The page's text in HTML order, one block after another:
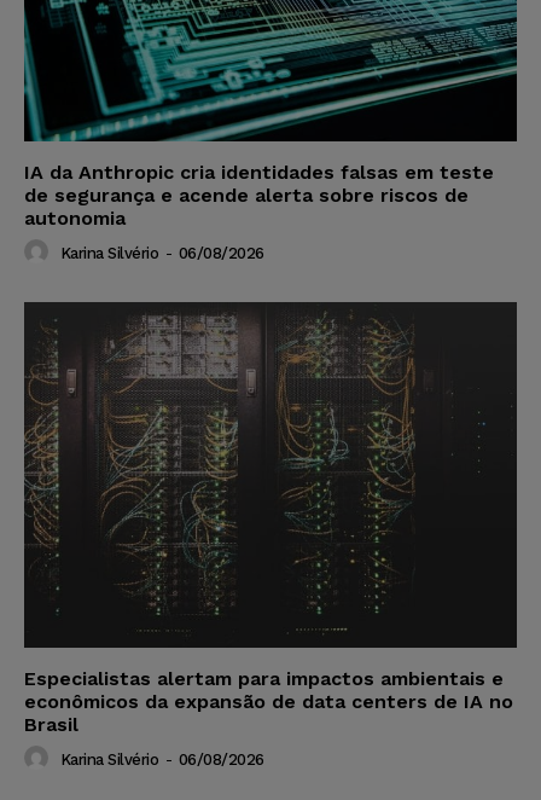
IA da Anthropic cria identidades falsas em teste
de segurança e acende alerta sobre riscos de
autonomia
Karina Silvério - 06/08/2026
Especialistas alertam para impactos ambientais e
econômicos da expansão de data centers de IA no
Brasil
Karina Silvério - 06/08/2026